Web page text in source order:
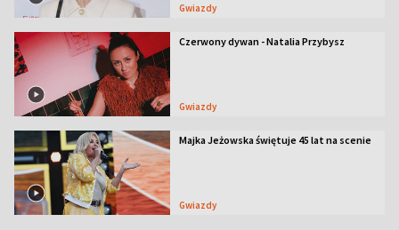
Gwiazdy
Czerwony dywan - Natalia Przybysz
Gwiazdy
Majka Jeżowska świętuje 45 lat na scenie
Gwiazdy